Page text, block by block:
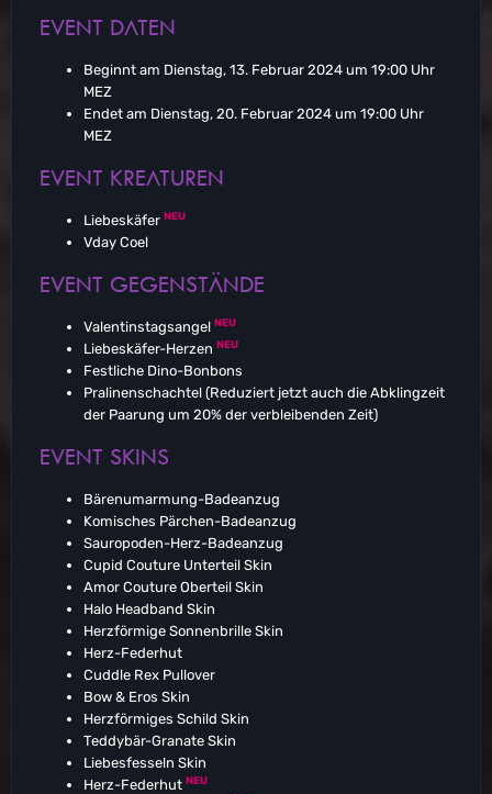
EVENT DATEN
Beginnt am Dienstag, 13. Februar 2024 um 19:00 Uhr
MEZ
Endet am Dienstag, 20. Februar 2024 um 19:00 Uhr
MEZ
EVENT KREATUREN
Liebeskäfer NEU
Vday Coel
EVENT GEGENSTÄNDE
Valentinstagsangel NEU
Liebeskäfer-Herzen NEU
Festliche Dino-Bonbons
Pralinenschachtel (Reduziert jetzt auch die Abklingzeit
der Paarung um 20% der verbleibenden Zeit)
EVENT SKINS
Bärenumarmung-Badeanzug
Komisches Pärchen-Badeanzug
Sauropoden-Herz-Badeanzug
Cupid Couture Unterteil Skin
Amor Couture Oberteil Skin
Halo Headband Skin
Herzförmige Sonnenbrille Skin
Herz-Federhut
Cuddle Rex Pullover
Bow & Eros Skin
Herzförmiges Schild Skin
Teddybär-Granate Skin
Liebesfesseln Skin
Herz-Federhut NEU